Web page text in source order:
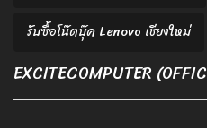
รับซื้อโน๊ตบุ๊ค Lenovo เชียงใหม่
EXCITECOMPUTER